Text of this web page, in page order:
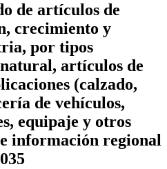
de artículos de
crecimiento y
por tipos
artículos de
(calzado,
de vehículos,
equipaje y otros
información regional